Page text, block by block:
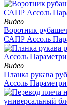
Видео
Воротник
САПР Ассоль
Видео
Планка рукава
Ассоль